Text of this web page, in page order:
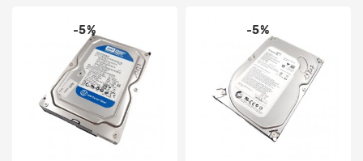
-5% -5%